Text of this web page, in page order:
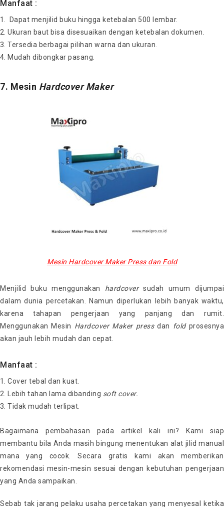
Manfaat :
Dapat menjilid buku hingga ketebalan 500 lembar.
Ukuran baut bisa disesuaikan dengan ketebalan dokumen.
Tersedia berbagai pilihan warna dan ukuran.
Mudah dibongkar pasang.
7. Mesin Hardcover Maker
Mesin Hardcover Maker Press dan Fold
Menjilid buku menggunakan hardcoversudah umum dijumpai
dalam dunia percetakan. Namun diperlukan lebih banyak waktu,
karena tahapan pengerjaan yang panjang dan rumit.
Menggunakan Mesin Hardcover Maker pressdan foldprosesnya
akan jauh lebih mudah dan cepat.
Manfaat :
Cover tebal dan kuat.
Lebih tahan lama dibanding soft cover.
Tidak mudah terlipat.
Bagaimana pembahasan pada artikel kali ini? Kami siap
membantu bila Anda masih bingung menentukan alat jilid manual
mana yang cocok. Secara gratis kami akan memberikan
rekomendasi mesin-mesin sesuai dengan kebutuhan pengerjaan
yang Anda sampaikan.
Sebab tak jarang pelaku usaha percetakan yang menyesal ketika